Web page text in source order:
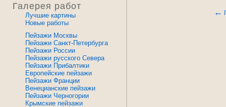
Галерея работ
Лучшие картины
Новые работы
Пейзажи Москвы
Пейзажи Санкт-Петербурга
Пейзажи России
Пейзажи русского Севера
Пейзажи Прибалтики
Европейские пейзажи
Пейзажи Франции
Венецианские пейзажи
Пейзажи Черногории
Крымские пейзажи
←